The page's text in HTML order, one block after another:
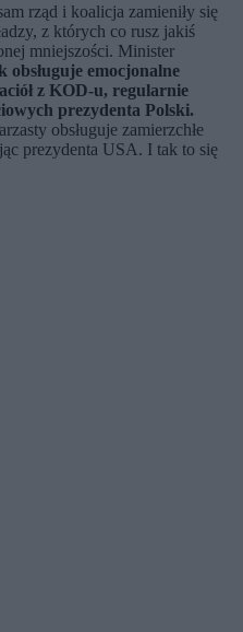
rząd i koalicja zamieniły się
z których co rusz jakiś
mniejszości. Minister
emocjonalne
z KOD-u, regularnie
prezydenta Polski.
obsługuje zamierzchłe
prezydenta USA. I tak to się